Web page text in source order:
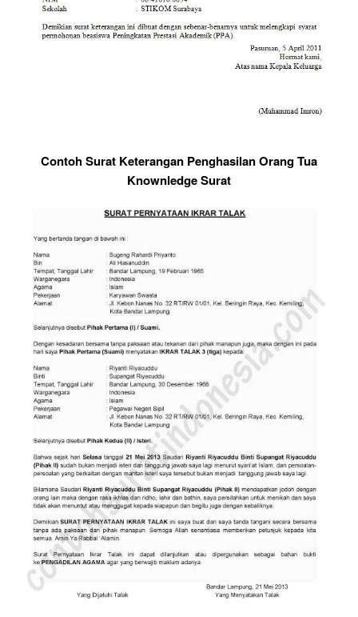
Contoh Surat Keterangan Penghasilan Orang Tua
Knownledge Surat